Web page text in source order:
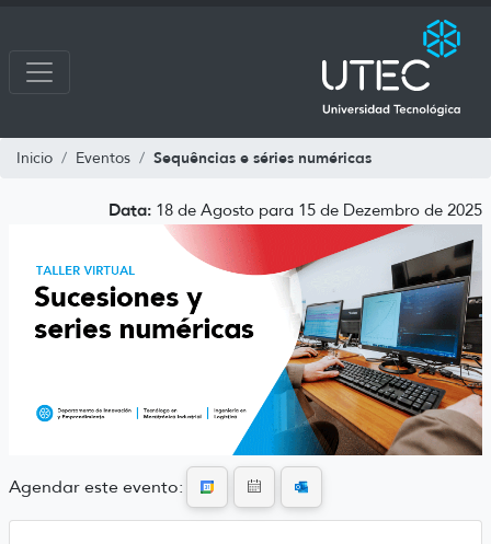
Inicio Eventos Sequências e séries numéricas
Data: 18 de Agosto para 15 de Dezembro de 2025
Agendar este evento: